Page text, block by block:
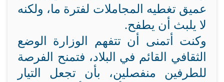
عميق تغطيه المجاملات لفترة ما، ولكنه
لا يلبث أن يطفح.
وكنت أتمنى أن تتفهم الوزارة الوضع
الثقافي القائم في البلاد، فتمنح الفرصة
للطرفين منفصلين، بأن تجعل التيار